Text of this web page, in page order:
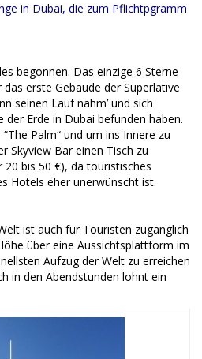
in Dubai, die zum Pflichtpgramm
begonnen. Das einzige 6 Sterne
erste Gebäude der Superlative
seinen Lauf nahm’ und sich
der Erde in Dubai befunden haben.
Palm“ und um ins Innere zu
Skyview Bar einen Tisch zu
bis 50 €), da touristisches
Hotels eher unerwünscht ist.
ist auch für Touristen zugänglich
über eine Aussichtsplattform im
Aufzug der Welt zu erreichen
in den Abendstunden lohnt ein